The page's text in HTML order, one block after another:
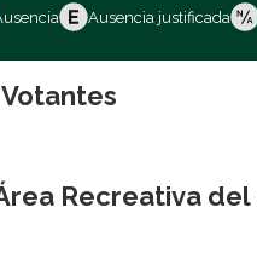
Ausencia justificada
Recreativa del